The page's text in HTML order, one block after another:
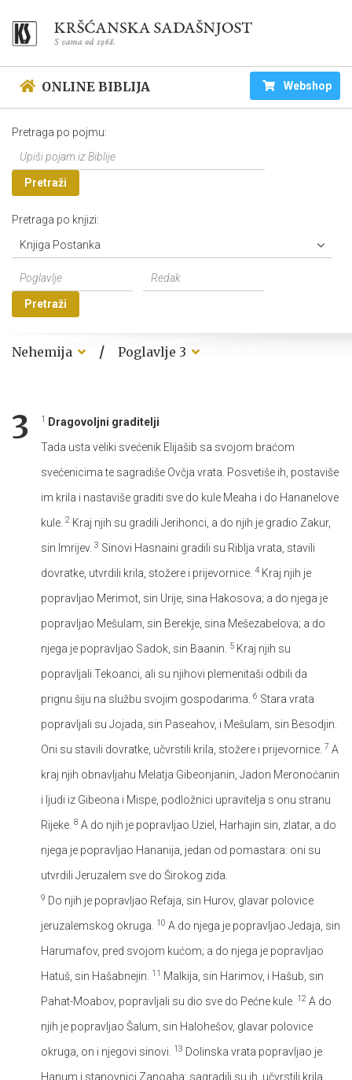
ONLINE BIBLIJA Webshop
Pretraga po pojmu:
Pretraži
Pretraga po knjizi:
Knjiga Postanka
Pretraži
Nehemija / Poglavlje 3
3 1
Dragovoljni graditelji
Tada usta veliki svećenik Elijašib sa svojom braćom
svećenicima te sagradiše Ovčja vrata. Posvetiše ih, postaviše
im krila i nastaviše graditi sve do kule Meaha i do Hananelove
kule. 2 Kraj njih su gradili Jerihonci, a do njih je gradio Zakur,
sin Imrijev. 3 Sinovi Hasnaini gradili su Riblja vrata, stavili
dovratke, utvrdili krila, stožere i prijevornice. 4 Kraj njih je
popravljao Merimot, sin Urije, sina Hakosova; a do njega je
popravljao Mešulam, sin Berekje, sina Mešezabelova; a do
njega je popravljao Sadok, sin Baanin.
5 Kraj njih su
popravljali Tekoanci, ali su njihovi plemenitaši odbili da
prignu šiju na službu svojim gospodarima. 6 Stara vrata
popravljali su Jojada, sin Paseahov, i Mešulam, sin Besodjin.
Oni su stavili dovratke, učvrstili krila, stožere i prijevornice. 7 A
kraj njih obnavljahu Melatja Gibeonjanin, Jadon Meronoćanin
i ljudi iz Gibeona i Mispe, podložnici upravitelja s onu stranu
Rijeke. 8 A do njih je popravljao Uziel, Harhajin sin, zlatar, a do
njega je popravljao Hananija, jedan od pomastara: oni su
utvrdili Jeruzalem sve do Širokog zida.
9 Do njih je popravljao Refaja, sin Hurov, glavar polovice
jeruzalemskog okruga.
10 A do njega je popravljao Jedaja, sin
Harumafov, pred svojom kućom; a do njega je popravljao
Hatuš, sin Hašabnejin.
11 Malkija, sin Harimov, i Hašub, sin
Pahat-Moabov, popravljali su dio sve do Pećne kule. 12 A do
njih je popravljao Šalum, sin Halohešov, glavar polovice
okruga, on i njegovi sinovi.
13 Dolinska vrata popravljao je
Hanum i stanovnici Zanoaha: sagradili su ih, učvrstili krila,